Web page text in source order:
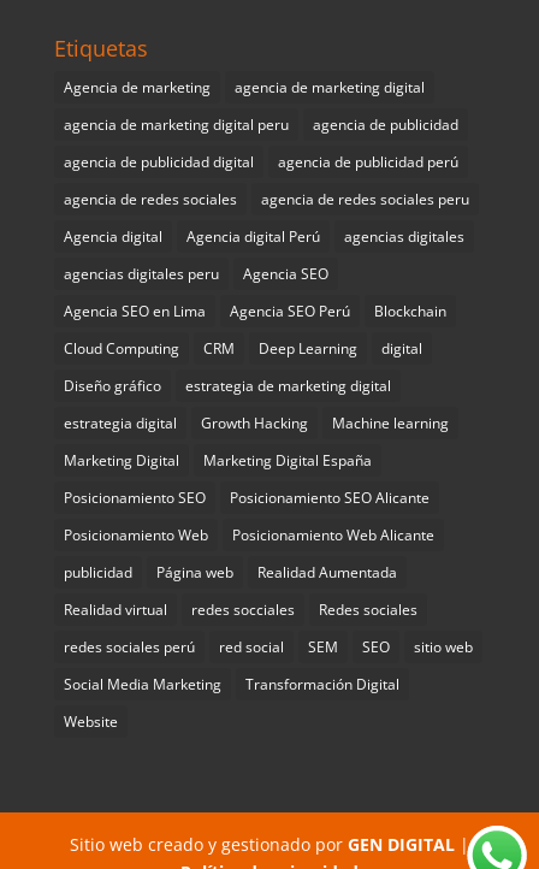
Etiquetas
Agencia de marketing
agencia de marketing digital
agencia de marketing digital peru
agencia de publicidad
agencia de publicidad digital
agencia de publicidad perú
agencia de redes sociales
agencia de redes sociales peru
Agencia digital
Agencia digital Perú
agencias digitales
agencias digitales peru
Agencia SEO
Agencia SEO en Lima
Agencia SEO Perú
Blockchain
Cloud Computing
CRM Deep Learning
digital
Diseño gráfico
estrategia de marketing digital
estrategia digital
Growth Hacking
Machine learning
Marketing Digital
Marketing Digital España
Posicionamiento SEO
Posicionamiento SEO Alicante
Posicionamiento Web
Posicionamiento Web Alicante
publicidad
Página web
Realidad Aumentada
Realidad virtual
redes socciales
Redes sociales
redes sociales perú
red social SEM SEO
sitio web
Social Media Marketing
Transformación Digital
Website
Sitio web creado y gestionado por GEN DIGITAL|